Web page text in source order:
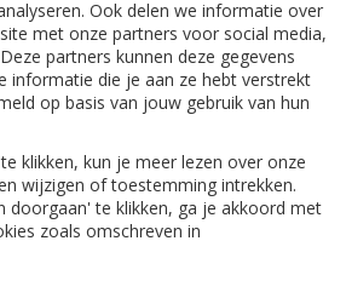
Ook delen we informatie over
met onze partners voor social media,
partners kunnen deze gegevens
informatie die je aan ze hebt verstrekt
op basis van jouw gebruik van hun
klikken, kun je meer lezen over onze
wijzigen of toestemming intrekken.
doorgaan' te klikken, ga je akkoord met
zoals omschreven in
verwijderen. Dit is niet alleen
van je planten, maar
dat ze er stralend uitzien.
stralen
kunnen je
in de winter prachtig blijven.
planten of wil je je collectie
dan Tuinland voor een
kamerplanten en